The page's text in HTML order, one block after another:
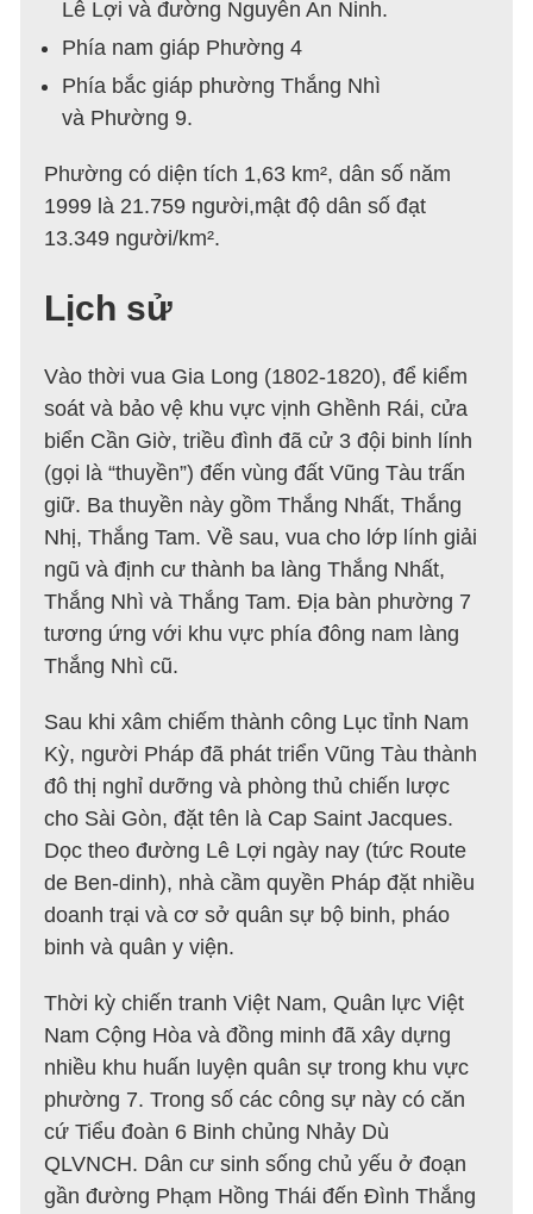
Lê Lợi và đường Nguyễn An Ninh.
Phía nam giáp Phường 4
Phía bắc giáp phường Thắng Nhì
và Phường 9.
Phường có diện tích 1,63 km², dân số năm
1999 là 21.759 người,mật độ dân số đạt
13.349 người/km².
Lịch sử
Vào thời vua Gia Long (1802-1820), để kiểm
soát và bảo vệ khu vực vịnh Ghềnh Rái, cửa
biển Cần Giờ, triều đình đã cử 3 đội binh lính
(gọi là “thuyền”) đến vùng đất Vũng Tàu trấn
giữ. Ba thuyền này gồm Thắng Nhất, Thắng
Nhị, Thắng Tam. Về sau, vua cho lớp lính giải
ngũ và định cư thành ba làng Thắng Nhất,
Thắng Nhì và Thắng Tam. Địa bàn phường 7
tương ứng với khu vực phía đông nam làng
Thắng Nhì cũ.
Sau khi xâm chiếm thành công Lục tỉnh Nam
Kỳ, người Pháp đã phát triển Vũng Tàu thành
đô thị nghỉ dưỡng và phòng thủ chiến lược
cho Sài Gòn, đặt tên là Cap Saint Jacques.
Dọc theo đường Lê Lợi ngày nay (tức Route
de Ben-dinh), nhà cầm quyền Pháp đặt nhiều
doanh trại và cơ sở quân sự bộ binh, pháo
binh và quân y viện.
Thời kỳ chiến tranh Việt Nam, Quân lực Việt
Nam Cộng Hòa và đồng minh đã xây dựng
nhiều khu huấn luyện quân sự trong khu vực
phường 7. Trong số các công sự này có căn
cứ Tiểu đoàn 6 Binh chủng Nhảy Dù
QLVNCH. Dân cư sinh sống chủ yếu ở đoạn
gần đường Phạm Hồng Thái đến Đình Thắng